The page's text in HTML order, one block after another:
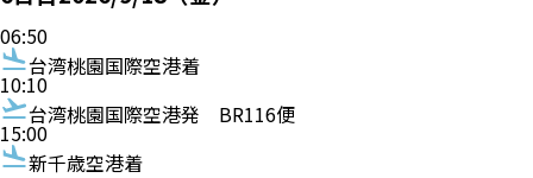
06:50
台湾桃園国際空港着
10:10
台湾桃園国際空港発
BR116便
15:00
新千歳空港着